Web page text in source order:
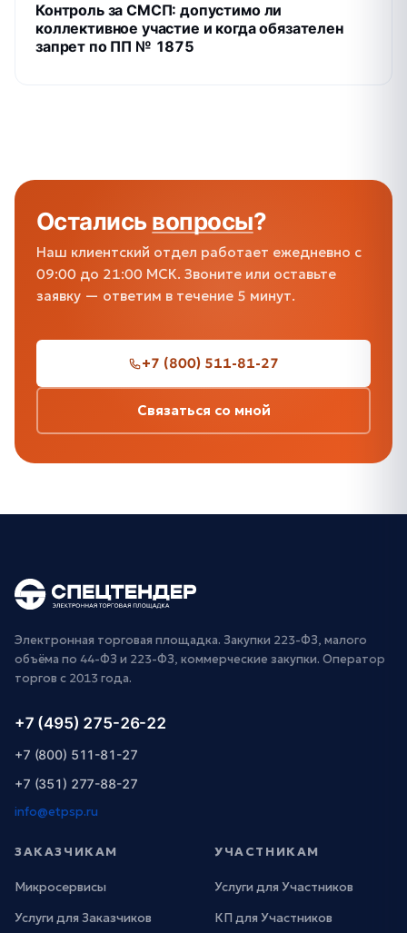
Контроль за СМСП: допустимо ли
коллективное участие и когда обязателен
запрет по ПП № 1875
Осталисьвопросы?
Наш клиентский отдел работает ежедневно с
09:00 до 21:00 МСК. Звоните или оставьте
заявку — ответим в течение 5 минут.
+7 (800) 511-81-27
Связаться со мной
Электронная торговая площадка. Закупки 223-ФЗ, малого
объёма по 44-ФЗ и 223-ФЗ, коммерческие закупки. Оператор
торгов с 2013 года.
+7 (495) 275-26-22
+7 (800) 511-81-27
+7 (351) 277-88-27
info@etpsp.ru
ЗАКАЗЧИКАМ
Микросервисы
Услуги для Заказчиков
УЧАСТНИКАМ
Услуги для Участников
КП для Участников